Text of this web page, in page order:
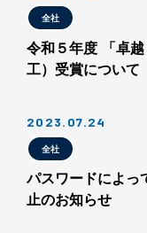
全社
令和５年度 「卓
工）受賞について
2023.07.24
全社
パスワードによっ
止のお知らせ